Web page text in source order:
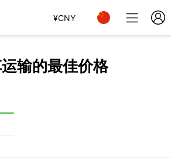
¥CNY
输的最佳价格